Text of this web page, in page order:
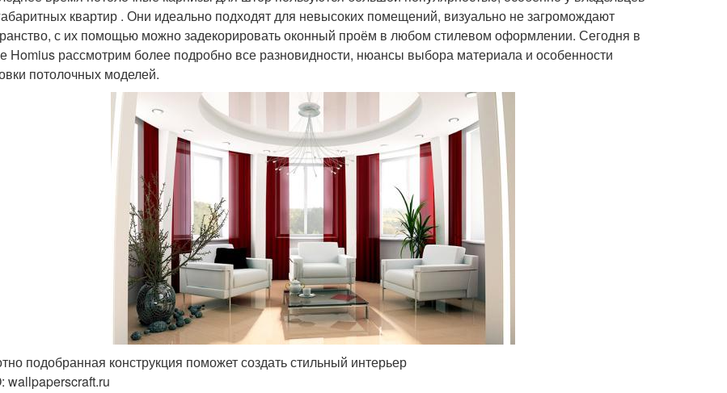
квартир . Они идеально подходят для невысоких помещений, визуально не загромождают
с их помощью можно задекорировать оконный проём в любом стилевом оформлении. Сегодня в
Homius рассмотрим более подробно все разновидности, нюансы выбора материала и особенности
потолочных моделей.
подобранная конструкция поможет создать стильный интерьер